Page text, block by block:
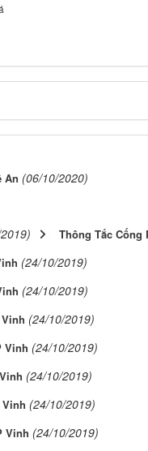
An (06/10/2020)
Thông Tắc Cống
(24/10/2019)
(24/10/2019)
(24/10/2019)
Vinh (24/10/2019)
(24/10/2019)
(24/10/2019)
Vinh (24/10/2019)